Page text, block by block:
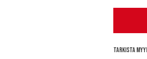
Tarkista